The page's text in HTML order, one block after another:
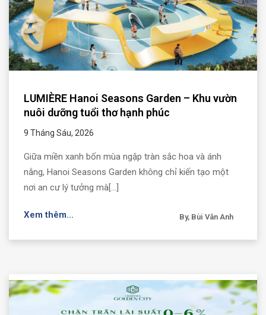
LUMIÈRE Hanoi Seasons Garden – Khu vườn
nuôi dưỡng tuổi thơ hạnh phúc
9 Tháng Sáu, 2026
Giữa miền xanh bốn mùa ngập tràn sắc hoa và ánh
nắng, Hanoi Seasons Garden không chỉ kiến tạo một
nơi an cư lý tưởng mà[...]
Xem thêm... By, Bùi Vân Anh